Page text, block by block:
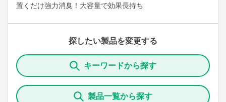
置くだけ強力消臭！大容量で効果長持ち
探したい製品を変更する
キーワードから探す
製品一覧から探す